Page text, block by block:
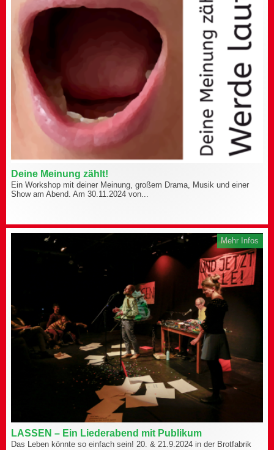
Deine Meinung zählt!
Ein Workshop mit deiner Meinung, großem Drama, Musik und einer
Show am Abend. Am 30.11.2024 von...
Mehr Infos
LASSEN – Ein Liederabend mit Publikum
Das Leben könnte so einfach sein! 20. & 21.9.2024 in der Brotfabrik